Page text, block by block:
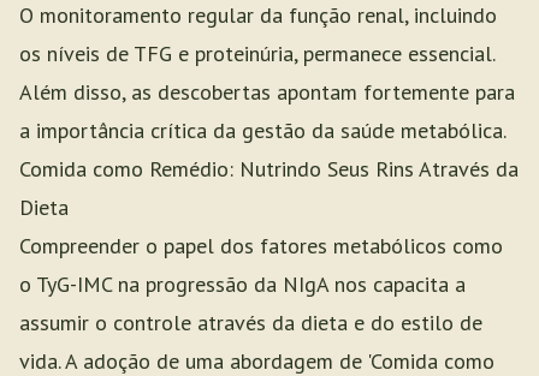
O monitoramento regular da função renal, incluindo
os níveis de TFG e proteinúria, permanece essencial.
Além disso, as descobertas apontam fortemente para
a importância crítica da gestão da saúde metabólica.
Comida como Remédio: Nutrindo Seus Rins Através da
Dieta
Compreender o papel dos fatores metabólicos como
o TyG-IMC na progressão da NIgA nos capacita a
assumir o controle através da dieta e do estilo de
vida. A adoção de uma abordagem de 'Comida como